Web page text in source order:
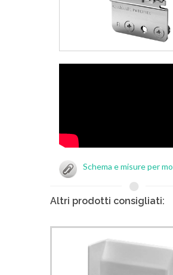
Schema e misure per
Altri prodotti consigliati: